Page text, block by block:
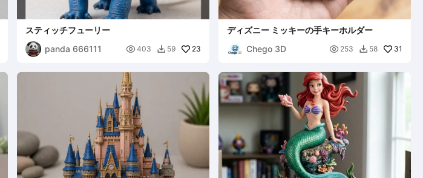
スティッチフューリー
panda 666111
 403  59 23
ディズニー ミッキーの手キーホルダー
Chego 3D
 253  58 31